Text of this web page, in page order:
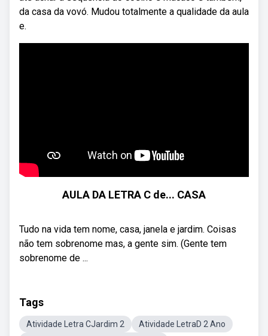
da casa da vovó. Mudou totalmente a qualidade da aula
e.
AULA DA LETRA C de... CASA
Tudo na vida tem nome, casa, janela e jardim. Coisas
não tem sobrenome mas, a gente sim. (Gente tem
sobrenome de ...
Tags
Atividade Letra CJardim 2 Atividade LetraD 2 Ano